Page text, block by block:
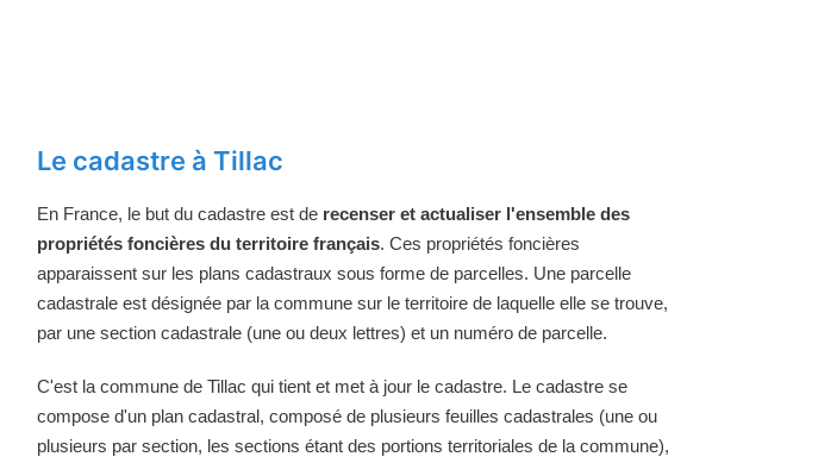
Le cadastre à Tillac
En France, le but du cadastre est de recenser et actualiser l'ensemble des
propriétés foncières du territoire français. Ces propriétés foncières
apparaissent sur les plans cadastraux sous forme de parcelles. Une parcelle
cadastrale est désignée par la commune sur le territoire de laquelle elle se trouve,
par une section cadastrale (une ou deux lettres) et un numéro de parcelle.
C'est la commune de Tillac qui tient et met à jour le cadastre. Le cadastre se
compose d'un plan cadastral, composé de plusieurs feuilles cadastrales (une ou
plusieurs par section, les sections étant des portions territoriales de la commune),